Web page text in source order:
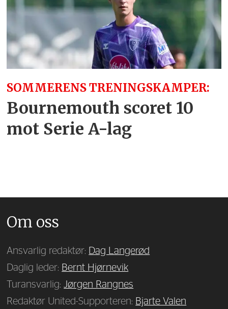
SOMMERENS TRENINGSKAMPER:
Bournemouth scoret 10
mot Serie A-lag
Om oss
Ansvarlig redaktør: Dag Langerød
Daglig leder: Bernt Hjørnevik
Turansvarlig:Jørgen Rangnes
Redaktør United-Supporteren: Bjarte Valen